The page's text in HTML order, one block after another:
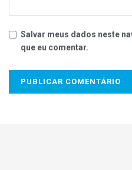
Salvar meus dados neste
que eu comentar.